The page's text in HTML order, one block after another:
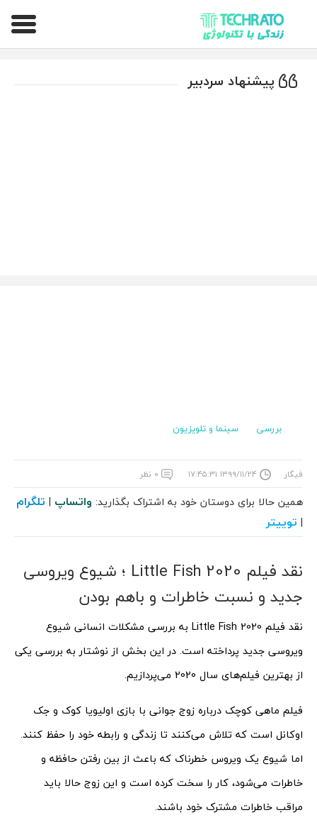
تکراتو – زندگی با تکنولوژی
پیشنهاد سردبیر
بررسی سینما و تلویزیون
فیگار ۱۳۹۹/۱۱/۲۴ ۱۷:۴۵:۳۱ ۰ نظر
همین حالا برای دوستان خود به اشتراک بگذارید: واتساپ | تلگرام
| توییتر
نقد فیلم 2020 Little Fish ؛ شیوع ویروسی
جدید و نسبت خاطرات و باهم بودن
نقد فیلم 2020 Little Fish به بررسی مشکلات انسانی شیوع
ویروسی جدید پرداخته است. در این بخش از نوشتار به بررسی یکی
از بهترین فیلم‌های سال 2020 می‌پردازیم.
فیلم ماهی کوچک درباره زوج جوانی با بازی اولیویا کوک و جک
اوکانل است که تلاش می‌کنند تا زندگی و رابطه خود را حفظ کنند.
اما شیوع یک ویروس خطرناک که باعث از بین رفتن حافظه و
خاطرات می‌شود، کار را سخت کرده است و این زوج حالا باید
مراقب خاطرات مشترک خود باشند.